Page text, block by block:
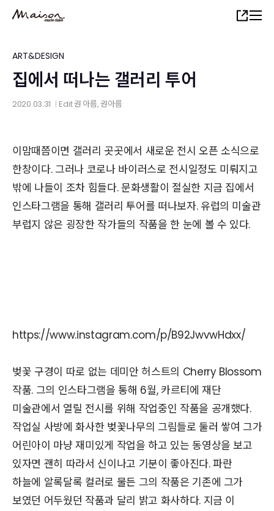
content
Share
ART&DESIGN
집에서 떠나는 갤러리 투어
2020.03.31 Edit권 아름, 권아름
이맘때쯤이면 갤러리 곳곳에서 새로운 전시 오픈 소식으로
한창이다. 그러나 코로나 바이러스로 전시일정도 미뤄지고
밖에 나들이 조차 힘들다. 문화생활이 절실한 지금 집에서
인스타그램을 통해 갤러리 투어를 떠나보자. 유럽의 미술관
부럽지 않은 굉장한 작가들의 작품을 한 눈에 볼 수 있다.
https://www.instagram.com/p/B92JwvwHdxx/
벚꽃 구경이 따로 없는 데미안 허스트의 Cherry Blossom
작품. 그의 인스타그램을 통해 6월, 카르티에 재단
미술관에서 열릴 전시를 위해 작업중인 작품을 공개했다.
작업실 사방에 화사한 벚꽃나무의 그림들로 둘러 쌓여 그가
어린아이 마냥 재미있게 작업을 하고 있는 동영상을 보고
있자면 괜히 따라서 신이나고 기분이 좋아진다. 파란
하늘에 알록달록 컬러로 물든 그의 작품은 기존에 그가
보였던 어두웠던 작품과 달리 밝고 화사하다. 지금 이